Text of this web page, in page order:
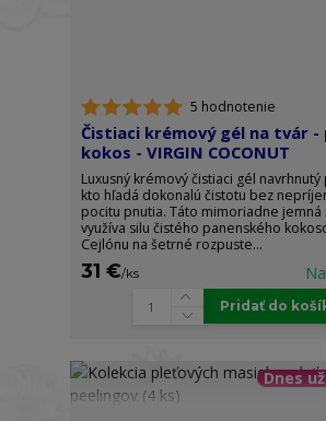
5 hodnotenie
Čistiaci krémový gél na tvár -
kokos - VIRGIN COCONUT
Luxusný krémový čistiaci gél
kto hľadá dokonalú čistotu bez
pocitu pnutia. Táto mimoriadne
využíva silu čistého panenského
Cejlónu na šetrné rozpuste...
31 €/ks
Pridať do
Dnes